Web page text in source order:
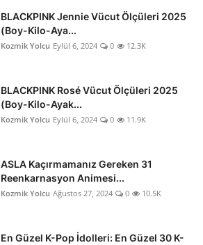
BLACKPINK Jennie Vücut Ölçüleri 2025
(Boy-Kilo-Aya...
Kozmik Yolcu Eylül 6, 2024 0 12.3K
BLACKPINK Rosé Vücut Ölçüleri 2025
(Boy-Kilo-Ayak...
Kozmik Yolcu Eylül 6, 2024 0 11.9K
ASLA Kaçırmamanız Gereken 31
Reenkarnasyon Animesi...
Kozmik Yolcu Ağustos 27, 2024 0 10.5K
En Güzel K-Pop İdolleri: En Güzel 30 K-